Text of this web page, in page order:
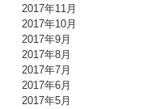
2017年11月
2017年10月
2017年9月
2017年8月
2017年7月
2017年6月
2017年5月